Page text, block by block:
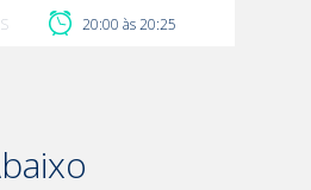
20:00 às 20:25